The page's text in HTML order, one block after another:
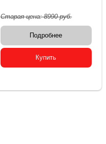
Старая цена:8990руб.
Подробнее
Купить